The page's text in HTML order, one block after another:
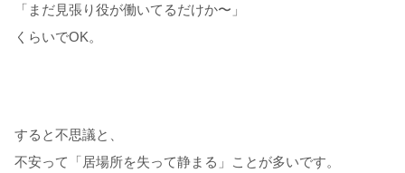
「まだ見張り役が働いてるだけか〜」
くらいでOK。
すると不思議と、
不安って「居場所を失って静まる」ことが多いです。